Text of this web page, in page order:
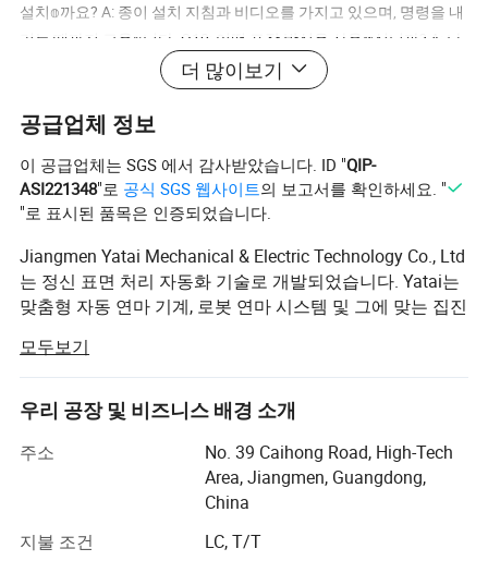
설치𝕠까요? A: 종이 설치 지침과 비디오를 가지고 있으며, 명령을 내
리는 때까지 교육𝕩니다. Q10: 어떤 포장 방식을 사용𝕘십니까? A: 나
더 많이보기
공급업체 정보
이 공급업체는 SGS 에서 감사받았습니다. ID "QIP-
ASI221348"로 공식 SGS 웹사이트의 보고서를 확인하세요. "
"로 표시된 품목은 인증되었습니다.
Jiangmen Yatai Mechanical & Electric Technology Co., Ltd
는 정신 표면 처리 자동화 기술로 개발되었습니다. Yatai는
맞춤형 자동 연마 기계, 로봇 연마 시스템 및 그에 맞는 집진
간 지속적인 제품 개발을 통해 고객의 요구를 충족시킬 수
있는 지적 재산권이 있는 고품질 자동 연마 장비를 제작했
으며, 광산업 분야의 선두 자리를 확보했습니다.
당사의 처리 장비는 스테인리스 강, 구리, 철, 아연 및 잠금
장치, 커피 포트, 두유 기계, 욕실 액세서리 등 다양한 산업
분야에 적합한 표준 유닛 또는 맞춤형 기계로 제공됩니다.
은 품질을 제공하는 당사의 제품은 저렴한 가격이며 많은
모두보기
우리 공장 및 비즈니스 배경 소개
주소
No. 39 Caihong Road, High-Tech
Area, Jiangmen, Guangdong,
China
지불 조건
LC, T/T